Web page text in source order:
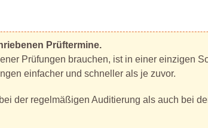
Prüftermine.
Prüfungen brauchen, ist in einer einzigen
einfacher und schneller als je zuvor.
der regelmäßigen Auditierung als auch bei